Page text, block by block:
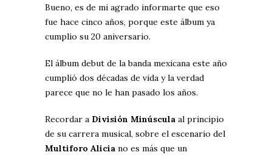
Bueno, es de mi agrado informarte que eso
fue hace cinco años, porque este álbum ya
cumplio su 20 aniversario.
El álbum debut de la banda mexicana este año
cumplió dos décadas de vida y la verdad
parece que no le han pasado los años.
Recordar a División Minúscula al principio
de su carrera musical, sobre el escenario del
Multiforo Alicia no es más que un